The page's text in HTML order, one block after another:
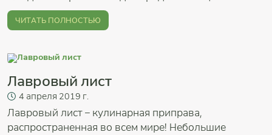
ЧИТАТЬ ПОЛНОСТЬЮ
Лавровый лист
4 апреля 2019 г.
Лавровый лист – кулинарная приправа,
распространенная во всем мире! Небольшие